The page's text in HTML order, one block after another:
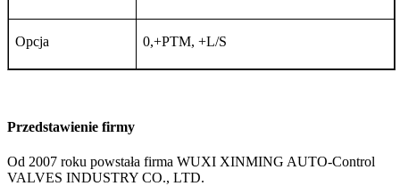
Opcja 0,+PTM, +L/S
Przedstawienie firmy
Od 2007 roku powstała firma WUXI XINMING AUTO-Control
VALVES INDUSTRY CO., LTD.